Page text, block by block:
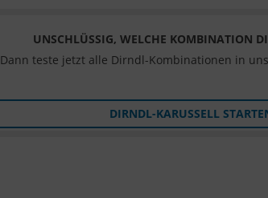
UNSCHLÜSSIG, WELCHE KOMBINATION
Dann teste jetzt alle Dirndl-Kombinationen in
DIRNDL-KARUSSELL